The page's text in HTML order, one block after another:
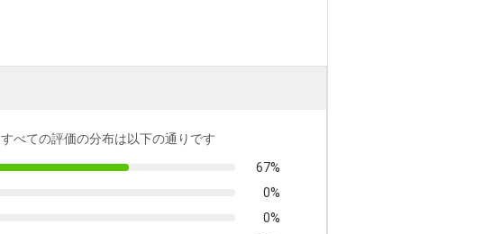
すべての評価の分布は以下の通りです
67%
0%
0%